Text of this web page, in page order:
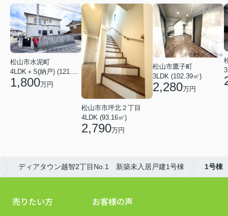
松山市水泥町
4LDK＋S(納戸) (121.00㎡)
1,800万円
松山市市坪北２丁目
4LDK (93.16㎡)
2,790万円
松山市鷹子町
3LDK (102.39㎡)
2,280万円
ディアタウン越智2丁目No.1 新築未入居戸建1号棟 1号棟
売りたい方
お客様の声